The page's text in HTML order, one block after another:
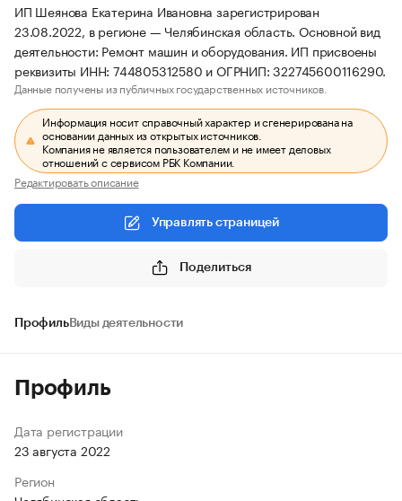
ИП Шеянова Екатерина Ивановна зарегистрирован
23.08.2022, в регионе — Челябинская область. Основной вид
деятельности: Ремонт машин и оборудования. ИП присвоены
реквизиты ИНН: 744805312580 и ОГРНИП: 322745600116290.
Данные получены из публичных государственных источников.
Информация носит справочный характер и сгенерирована на
основании данных из открытых источников.
Компания не является пользователем и не имеет деловых
отношений с сервисом РБК Компании.
Редактировать описание
Управлять страницей
Поделиться
ПрофильВиды деятельности
Профиль
Дата регистрации
23 августа 2022
Регион